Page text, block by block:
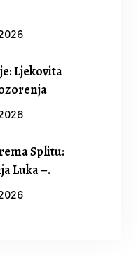
Ljekovita
Splitu:
Luka –.